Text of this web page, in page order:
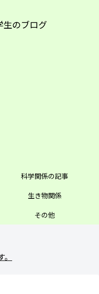
生のブログ
科学関係の記事
生き物関係
その他